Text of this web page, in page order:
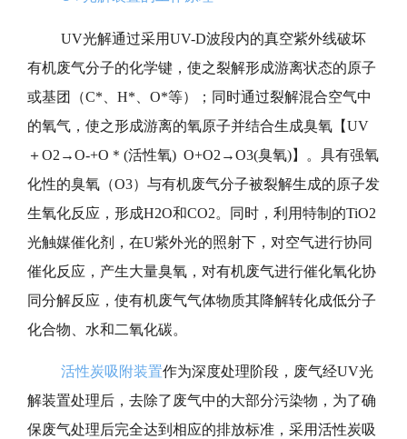
UV光解通过采用UV-D波段内的真空紫外线破坏
有机废气分子的化学键，使之裂解形成游离状态的原子
或基团（C*、H*、O*等）；同时通过裂解混合空气中
的氧气，使之形成游离的氧原子并结合生成臭氧【UV
＋O2→O-+O＊(活性氧) O+O2→O3(臭氧)】。具有强氧
化性的臭氧（O3）与有机废气分子被裂解生成的原子发
生氧化反应，形成H2O和CO2。同时，利用特制的TiO2
光触媒催化剂，在U紫外光的照射下，对空气进行协同
催化反应，产生大量臭氧，对有机废气进行催化氧化协
同分解反应，使有机废气气体物质其降解转化成低分子
化合物、水和二氧化碳。
活性炭吸附装置作为深度处理阶段，废气经UV光
解装置处理后，去除了废气中的大部分污染物，为了确
保废气处理后完全达到相应的排放标准，采用活性炭吸